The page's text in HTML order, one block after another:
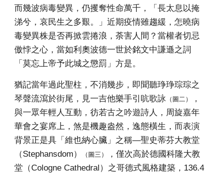
而幾波病毒變異，仍攫奪性命萬千，「長太息以掩
涕兮，哀民生之多艱。」近期疫情雖趨緩，怎曉病
毒變異株是否再掀雲捲浪，荼害人間？當權者切忌
傲悖之心，當如利奧波德一世於銘文中謙遜之詞
「莫忘上帝予此城之懲罰」方是。
猶記當年過此聖柱，不消幾步，即聞聽琤琤琮琮之
琴聲流瀉於街尾，見一吉他樂手引吭歌詠 （圖二）
，
與一眾年輕人互動，彷若古之吟遊詩人，周旋嘉年
華會之宴席上，煞是機趣盎然，逸態橫生，而表演
背景正是具「維也納心臟」之稱—聖史蒂芬大教堂
（Stephansdom） （圖三）
，僅次高於德國科隆大教
堂（Cologne Cathedral）之哥德式風格建築，136.4